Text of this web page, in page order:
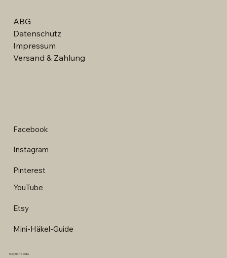
ABG
Datenschutz
Impressum
Versand & Zahlung
Facebook
Instagram
Pinterest
YouTube
Etsy
Mini-Häkel-Guide
Stay Up-To Date